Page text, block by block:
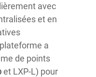
avec
et en
a
de points
et LXP-L) pour